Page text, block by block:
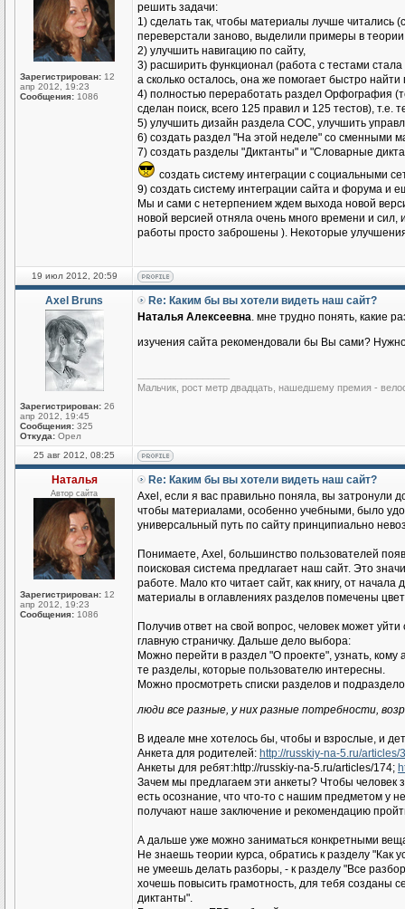
Зарегистрирован: 12
апр 2012, 19:23
Сообщения: 1086
решить задачи:
1) сделать так, чтобы материалы лучше
переверстали заново, выделили примеры в теории
2) улучшить навигацию по сайту,
3) расширить функционал (работа с тестами
а сколько осталось, она же помогает быстро
4) полностью переработать раздел Орфография
сделан поиск, всего 125 правил и 125 тестов), т.е.
5) улучшить дизайн раздела СОС, улучшить
6) создать раздел "На этой неделе" со сменными
7) создать разделы "Диктанты" и "Словарные
создать систему интеграции с социальными
9) создать систему интеграции сайта и форума и
Мы и сами с нетерпением ждем выхода новой
новой версией отняла очень много времени и
работы просто заброшены ). Некоторые
19 июл 2012, 20:59
Axel Bruns
Зарегистрирован: 26
апр 2012, 19:45
Сообщения: 325
Откуда: Орел
Re: Каким бы вы хотели видеть наш сайт?
Наталья Алексеевна. мне трудно понять, какие
изучения сайта рекомендовали бы Вы сами?
Мальчик, рост метр двадцать, нашедшему премия -
25 авг 2012, 08:25
Наталья
Автор сайта
Зарегистрирован: 12
апр 2012, 19:23
Сообщения: 1086
Re: Каким бы вы хотели видеть наш сайт?
Axel, если я вас правильно поняла, вы затронули
чтобы материалами, особенно учебными, было
универсальный путь по сайту принципиально
Понимаете, Axel, большинство пользователей
поисковая система предлагает наш сайт. Это
работе. Мало кто читает сайт, как книгу, от
материалы в оглавлениях разделов помечены
Получив ответ на свой вопрос, человек может
главную страничку. Дальше дело выбора:
Можно перейти в раздел "О проекте", узнать,
те разделы, которые пользователю интересны.
Можно просмотреть списки разделов и
люди все разные, у них разные потребности,
В идеале мне хотелось бы, чтобы и взрослые, и
Анкета для родителей: http://russkiy-na-5.ru/articles/
Анкеты для ребят:http://russkiy-na-5.ru/articles/174;
Зачем мы предлагаем эти анкеты? Чтобы человек
есть осознание, что что-то с нашим предметом у
получают наше заключение и рекомендацию
А дальше уже можно заниматься конкретными
Не знаешь теории курса, обратись к разделу "Как
не умеешь делать разборы, - к разделу "Все
хочешь повысить грамотность, для тебя
диктанты".